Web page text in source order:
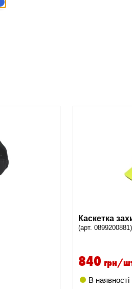
Каскетка
(арт. 0899200881)
840 грн/
В наявності